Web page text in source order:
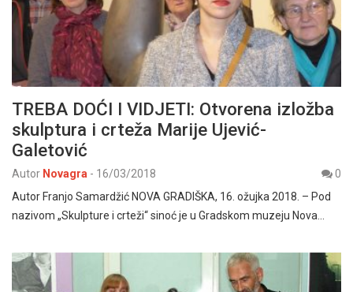
TREBA DOĆI I VIDJETI: Otvorena izložba
skulptura i crteža Marije Ujević-
Galetović
Autor Novagra - 16/03/2018
0
Autor Franjo Samardžić NOVA GRADIŠKA, 16. ožujka 2018. – Pod
nazivom „Skulpture i crteži“ sinoć je u Gradskom muzeju Nova…